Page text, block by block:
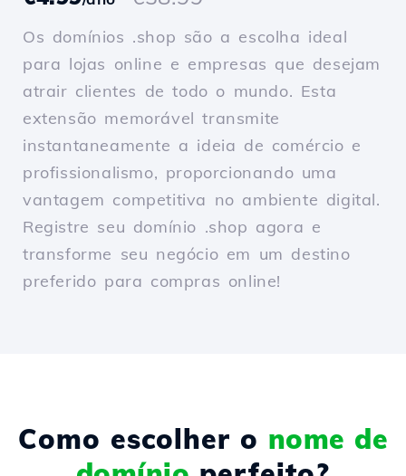
Os domínios .shop são a escolha ideal
para lojas online e empresas que desejam
atrair clientes de todo o mundo. Esta
extensão memorável transmite
instantaneamente a ideia de comércio e
profissionalismo, proporcionando uma
vantagem competitiva no ambiente digital.
Registre seu domínio .shop agora e
transforme seu negócio em um destino
preferido para compras online!
Como escolher o nome de